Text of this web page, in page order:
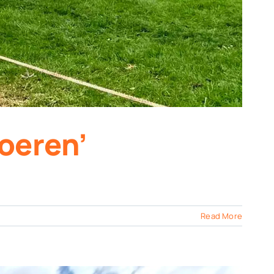
Read More